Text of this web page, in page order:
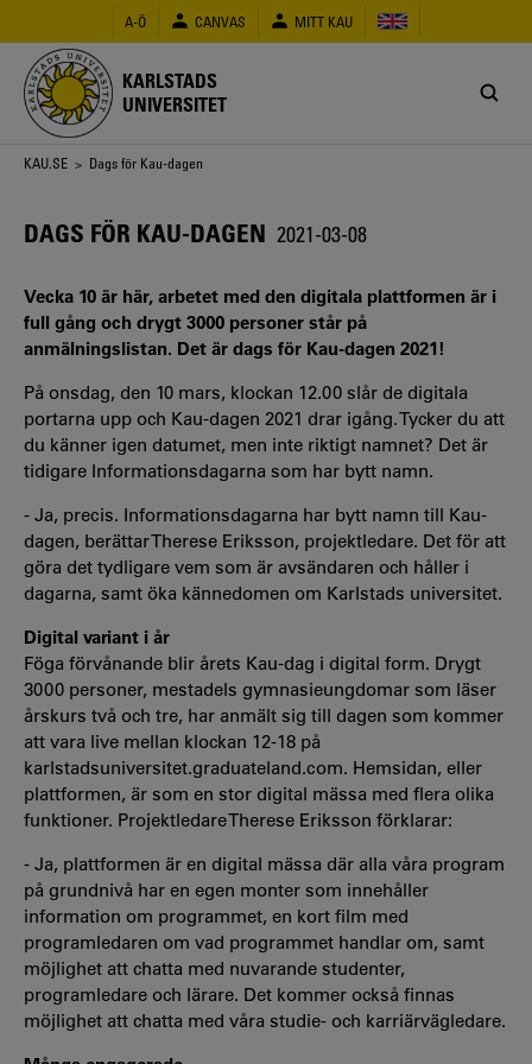
huvudinnehåll
A-Ö CANVAS MITT KAU
KARLSTADS
UNIVERSITET
Länkstig
KAU.SE > Dags för Kau-dagen
DAGS FÖR KAU-DAGEN 2021-03-08
Vecka 10 är här, arbetet med den digitala plattformen är i
full gång och drygt 3000 personer står på
anmälningslistan. Det är dags för Kau-dagen 2021!
På onsdag, den 10 mars, klockan 12.00 slår de digitala
portarna upp och Kau-dagen 2021 drar igång. Tycker du att
du känner igen datumet, men inte riktigt namnet? Det är
tidigare Informationsdagarna som har bytt namn.
- Ja, precis. Informationsdagarna har bytt namn till Kau-
dagen, berättar Therese Eriksson, projektledare. Det för att
göra det tydligare vem som är avsändaren och håller i
dagarna, samt öka kännedomen om Karlstads universitet.
Digital variant i år
Föga förvånande blir årets Kau-dag i digital form. Drygt
3000 personer, mestadels gymnasieungdomar som läser
årskurs två och tre, har anmält sig till dagen som kommer
att vara live mellan klockan 12-18 på
karlstadsuniversitet.graduateland.com. Hemsidan, eller
plattformen, är som en stor digital mässa med flera olika
funktioner. Projektledare Therese Eriksson förklarar:
- Ja, plattformen är en digital mässa där alla våra program
på grundnivå har en egen monter som innehåller
information om programmet, en kort film med
programledaren om vad programmet handlar om, samt
möjlighet att chatta med nuvarande studenter,
programledare och lärare. Det kommer också finnas
möjlighet att chatta med våra studie- och karriärvägledare.